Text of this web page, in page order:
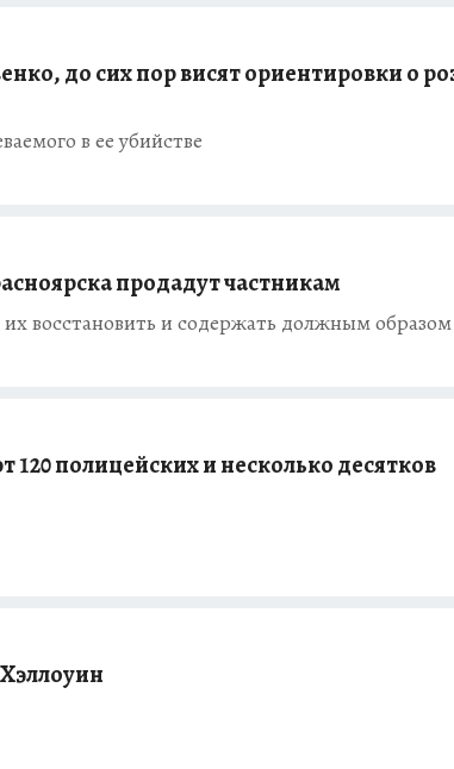
до сих пор висят ориентировки о
в ее убийстве
продадут частникам
восстановить и содержать должным образом
полицейских и несколько десятков